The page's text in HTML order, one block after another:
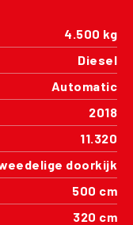
4.500 kg
Diesel
Automatic
2018
11.320
doorkijk
500 cm
320 cm